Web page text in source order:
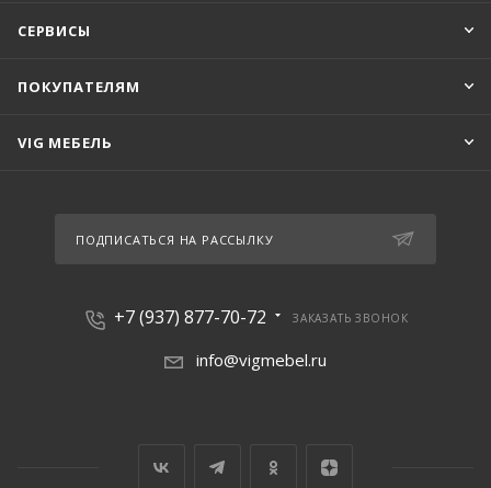
СЕРВИСЫ
ПОКУПАТЕЛЯМ
VIG МЕБЕЛЬ
ПОДПИСАТЬСЯ НА РАССЫЛКУ
+7 (937) 877-70-72 ЗАКАЗАТЬ ЗВОНОК
info@vigmebel.ru